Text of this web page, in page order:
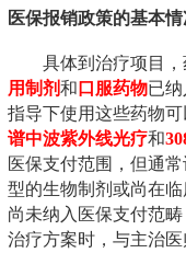
医保报销政策的基本
具体到治疗项目
用制剂和 口服药物已
指导下使用这些药物
谱中波紫外线光疗和
医保支付范围，但通
型的生物制剂或尚在
尚未纳入医保支付范
治疗方案时，与主治